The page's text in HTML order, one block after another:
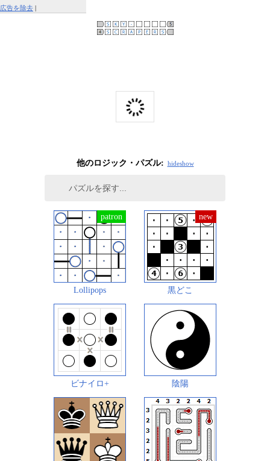
広告を除去 |
他のロジック・パズル: hideshow
Lollipops 黒どこ
ビナイロ+ 陰陽